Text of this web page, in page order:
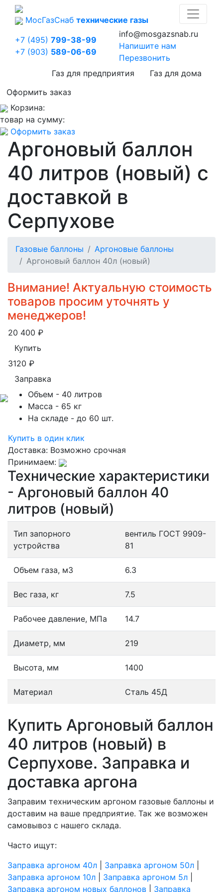
МосГазСнаб технические газы
+7 (495) 799-38-99
+7 (903) 589-06-69
info@mosgazsnab.ru
Напишите нам
Перезвонить
Газ для предприятия
Газ для дома
Оформить заказ
Корзина:
товар на сумму:
Оформить заказ
Аргоновый баллон
40 литров (новый) с
доставкой в
Серпухове
Газовые баллоны
Аргоновые баллоны
Аргоновый баллон 40л (новый)
Внимание! Актуальную стоимость
товаров просим уточнять у
менеджеров!
20 400 ₽
Купить
3120 ₽
Заправка
Объем - 40 литров
Масса - 65 кг
На складе - до 60 шт.
Купить в один клик
Доставка: Возможно срочная
Принимаем:
Технические характеристики
- Аргоновый баллон 40
литров (новый)
Тип запорного
устройства
вентиль ГОСТ 9909-
81
Объем газа, м3 6.3
Вес газа, кг 7.5
Рабочее давление, МПа 14.7
Диаметр, мм 219
Высота, мм 1400
Материал Сталь 45Д
Купить Аргоновый баллон
40 литров (новый) в
Серпухове. Заправка и
доставка аргона
Заправим техническим аргоном газовые баллоны и
доставим на ваше предприятие. Так же возможен
самовывоз с нашего склада.
Часто ищут:
Заправка аргоном 40л
Заправка аргоном 50л
Заправка аргоном 10л
Заправка аргоном 5л
Заправка аргоном новых баллонов
Заправка